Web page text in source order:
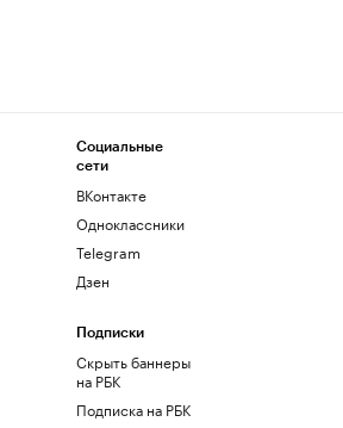
Социальные
сети
ВКонтакте
Одноклассники
Telegram
Дзен
Подписки
Скрыть баннеры
на РБК
Подписка на РБК